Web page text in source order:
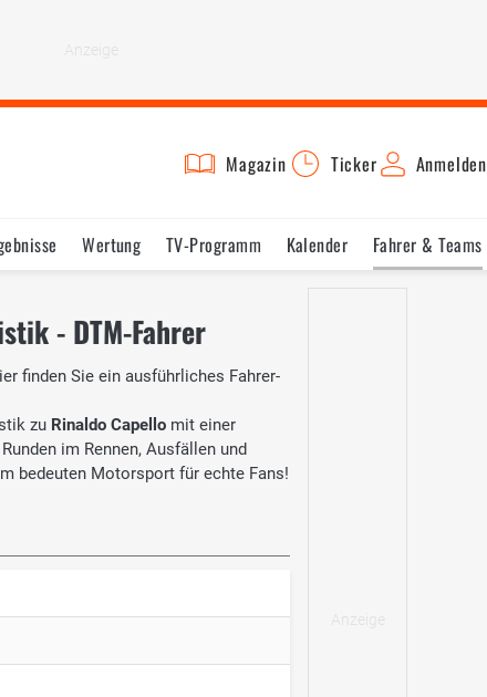
Magazin Ticker Anmelden
Wertung TV-Programm Kalender Fahrer & Teams
- DTM-Fahrer
finden Sie ein ausführliches Fahrer-
zu Rinaldo Capello mit einer
im Rennen, Ausfällen und
bedeuten Motorsport für echte Fans!